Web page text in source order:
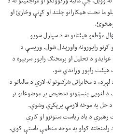
ما تحت همکارانو چلند او کړنې وڅارئ او
مؤظفو هیئتانو ته د سپارل شویو
راپورونه واورېدل شول. ورپسې د
د تحلیل او پرمختګ راپور سربېره د
راپور وړاندي شو.
د مخابراتي شرکتونو له لاري د مالیاتو د
د لغویي بنسټونو تشخیص پر موضوعاتو تر
حل په موخه لازمې پرېکړې وشوې.
د یاد ریاست ستونزو او کاري
رامنځته کولو په موخه منظمې ناستې کوي.